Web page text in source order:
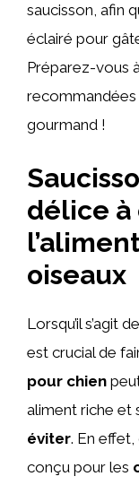
saucisson, afin
éclairé pour
Préparez-vous
gourmand !
délice à
oiseaux
Lorsqu’il s’agit
est crucial de
pour chien
aliment riche et
éviter. En
conçu pour les